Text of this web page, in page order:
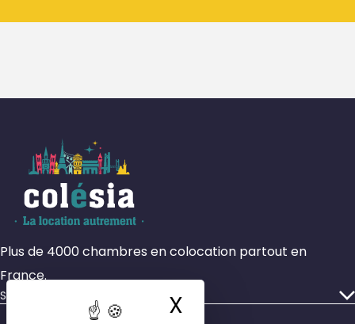
X Masquer le
Plus de 4000 chambres en colocation partout en
France.
Services